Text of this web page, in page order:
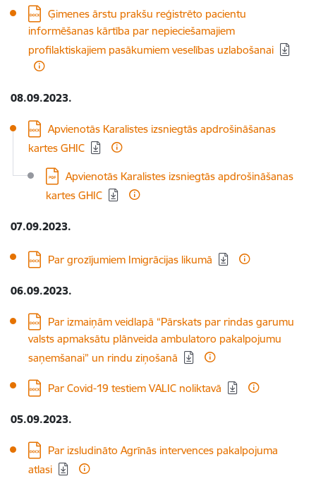
Lejupielādēt:
Ģimenes ārstu prakšu reģistrēto pacientu
informēšanas kārtība par nepieciešamajiem
profilaktiskajiem pasākumiem veselības uzlabošanai
08.09.2023.
Lejupielādēt:
Apvienotās Karalistes izsniegtās apdrošināšanas
kartes GHIC
Lejupielādēt:
Apvienotās Karalistes izsniegtās apdrošināšanas
kartes GHIC
07.09.2023.
Lejupielādēt:
Par grozījumiem Imigrācijas likumā
06.09.2023.
Lejupielādēt:
Par izmaiņām veidlapā “Pārskats par rindas garumu
valsts apmaksātu plānveida ambulatoro pakalpojumu
saņemšanai” un rindu ziņošanā
Lejupielādēt:
Par Covid-19 testiem VALIC noliktavā
05.09.2023.
Lejupielādēt:
Par izsludināto Agrīnās intervences pakalpojuma
atlasi